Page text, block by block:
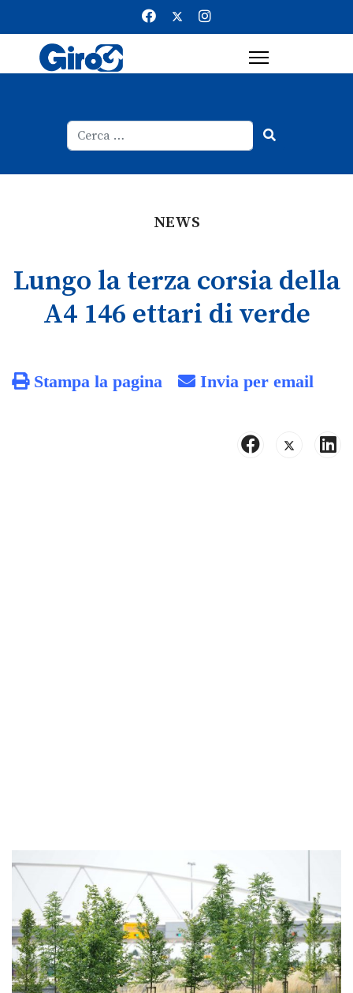
NEWS
Lungo la terza corsia della
A4 146 ettari di verde
Stampa la pagina Invia per email